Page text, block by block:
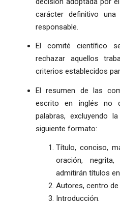
carácter definitivo
responsable.
El comité científico
rechazar aquellos
criterios establecidos
El resumen de las
escrito en inglés no
palabras, excluyendo
siguiente formato:
Título, conciso,
oración,
admitirán títulos
Autores, centro
Introducción.